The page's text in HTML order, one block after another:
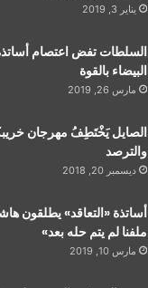
يناير 3, 2019
السلطات تفض اعتصام أساتذة
البيضاء بالقوة
مارس 26, 2019
الصايل يَخْتَطِفُ مهرجان
والترصد
ديسمبر 20, 2018
أساتذة «التعاقد» يطلقون
ملفنا لم يتم حله بعد»
مارس 10, 2019